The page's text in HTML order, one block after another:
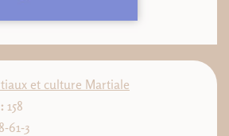
et culture Martiale
158
61-3